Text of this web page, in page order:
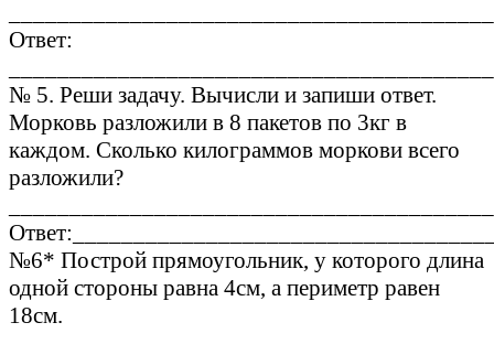
Ответ:
№ 5. Реши задачу. Вычисли и запиши ответ.
Морковь разложили в 8 пакетов по 3кг в
каждом. Сколько килограммов моркови всего
разложили?
№6* Построй прямоугольник, у которого длина
одной стороны равна 4см, а периметр равен
18см.